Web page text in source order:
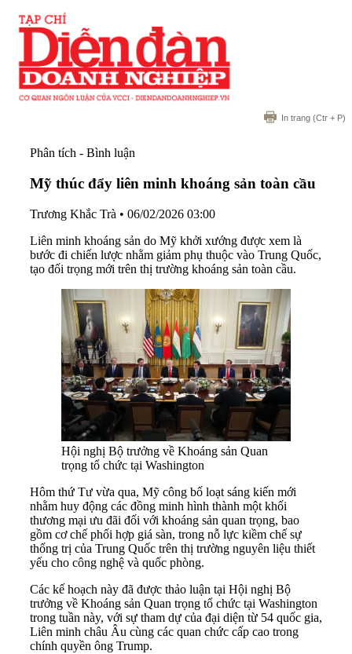
In trang (Ctr + P)
Phân tích - Bình luận
Mỹ thúc đẩy liên minh khoáng sản toàn cầu
Trương Khắc Trà • 06/02/2026 03:00
Liên minh khoáng sản do Mỹ khởi xướng được xem là
bước đi chiến lược nhằm giảm phụ thuộc vào Trung Quốc,
tạo đối trọng mới trên thị trường khoáng sản toàn cầu.
Hội nghị Bộ trưởng về Khoáng sản Quan
trọng tổ chức tại Washington
Hôm thứ Tư vừa qua, Mỹ công bố loạt sáng kiến mới
nhằm huy động các đồng minh hình thành một khối
thương mại ưu đãi đối với khoáng sản quan trọng, bao
gồm cơ chế phối hợp giá sàn, trong nỗ lực kiềm chế sự
thống trị của Trung Quốc trên thị trường nguyên liệu thiết
yếu cho công nghệ và quốc phòng.
Các kế hoạch này đã được thảo luận tại Hội nghị Bộ
trưởng về Khoáng sản Quan trọng tổ chức tại Washington
trong tuần này, với sự tham dự của đại diện từ 54 quốc gia,
Liên minh châu Âu cùng các quan chức cấp cao trong
chính quyền ông Trump.